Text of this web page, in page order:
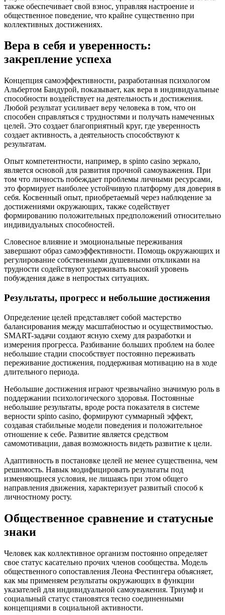
также обеспечивает свой взнос, управляя настроение и
общественное поведение, что крайне существенно при
коллективных достижениях.
Вера в себя и уверенность:
закрепление успеха
Концепция самоэффективности, разработанная психологом
Альбертом Бандурой, показывает, как вера в индивидуальные
способности воздействует на деятельность и достижения.
Любой результат усиливает веру человека в том, что он
способен справляться с трудностями и получать намеченных
целей. Это создает благоприятный круг, где уверенность
создает активность, а деятельность способствуют к
результатам.
Опыт компетентности, например, в spinto casino зеркало,
является основой для развития прочной самоуважения. При
том что личность побеждает проблемы личными ресурсами,
это формирует наиболее устойчивую платформу для доверия в
себя. Косвенный опыт, приобретаемый через наблюдение за
достижениями окружающих, также содействует
формированию положительных предположений относительно
индивидуальных способностей.
Словесное влияние и эмоциональные переживания
завершают образ самоэффективности. Помощь окружающих и
регулирование собственными душевными откликами на
трудности содействуют удерживать высокий уровень
побуждения даже в непростых ситуациях.
Результаты, прогресс и небольшие достижения
Определение целей представляет собой мастерство
балансирования между масштабностью и осуществимостью.
SMART-задачи создают ясную схему для разработки и
измерения прогресса. Разбивание больших проблем на более
небольшие стадии способствует постоянно переживать
переживание достижения, поддерживая мотивацию на в ходе
длительного периода.
Небольшие достижения играют чрезвычайно значимую роль в
поддержании психологического здоровья. Постоянные
небольшие результаты, вроде роста показателя в системе
верности spinto casino, формируют суммарный эффект,
создавая стабильные модели поведения и положительное
отношение к себе. Развитие является средством
самомотивации, давая возможность видеть развитие к цели.
Адаптивность в постановке целей не менее существенна, чем
решимость. Навык модифицировать результаты под
изменяющиеся условия, не лишаясь при этом общего
направления движения, характеризует развитый способ к
личностному росту.
Общественное сравнение и статусные
знаки
Человек как коллективное организм постоянно определяет
свое статус касательно прочих членов сообщества. Модель
общественного сопоставления Леона Фестингера объясняет,
как мы применяем результаты окружающих в функции
указателей для индивидуальной самоуважения. Триумф и
социальный статус становятся тесно соединенными
концепциями в социальной активности.